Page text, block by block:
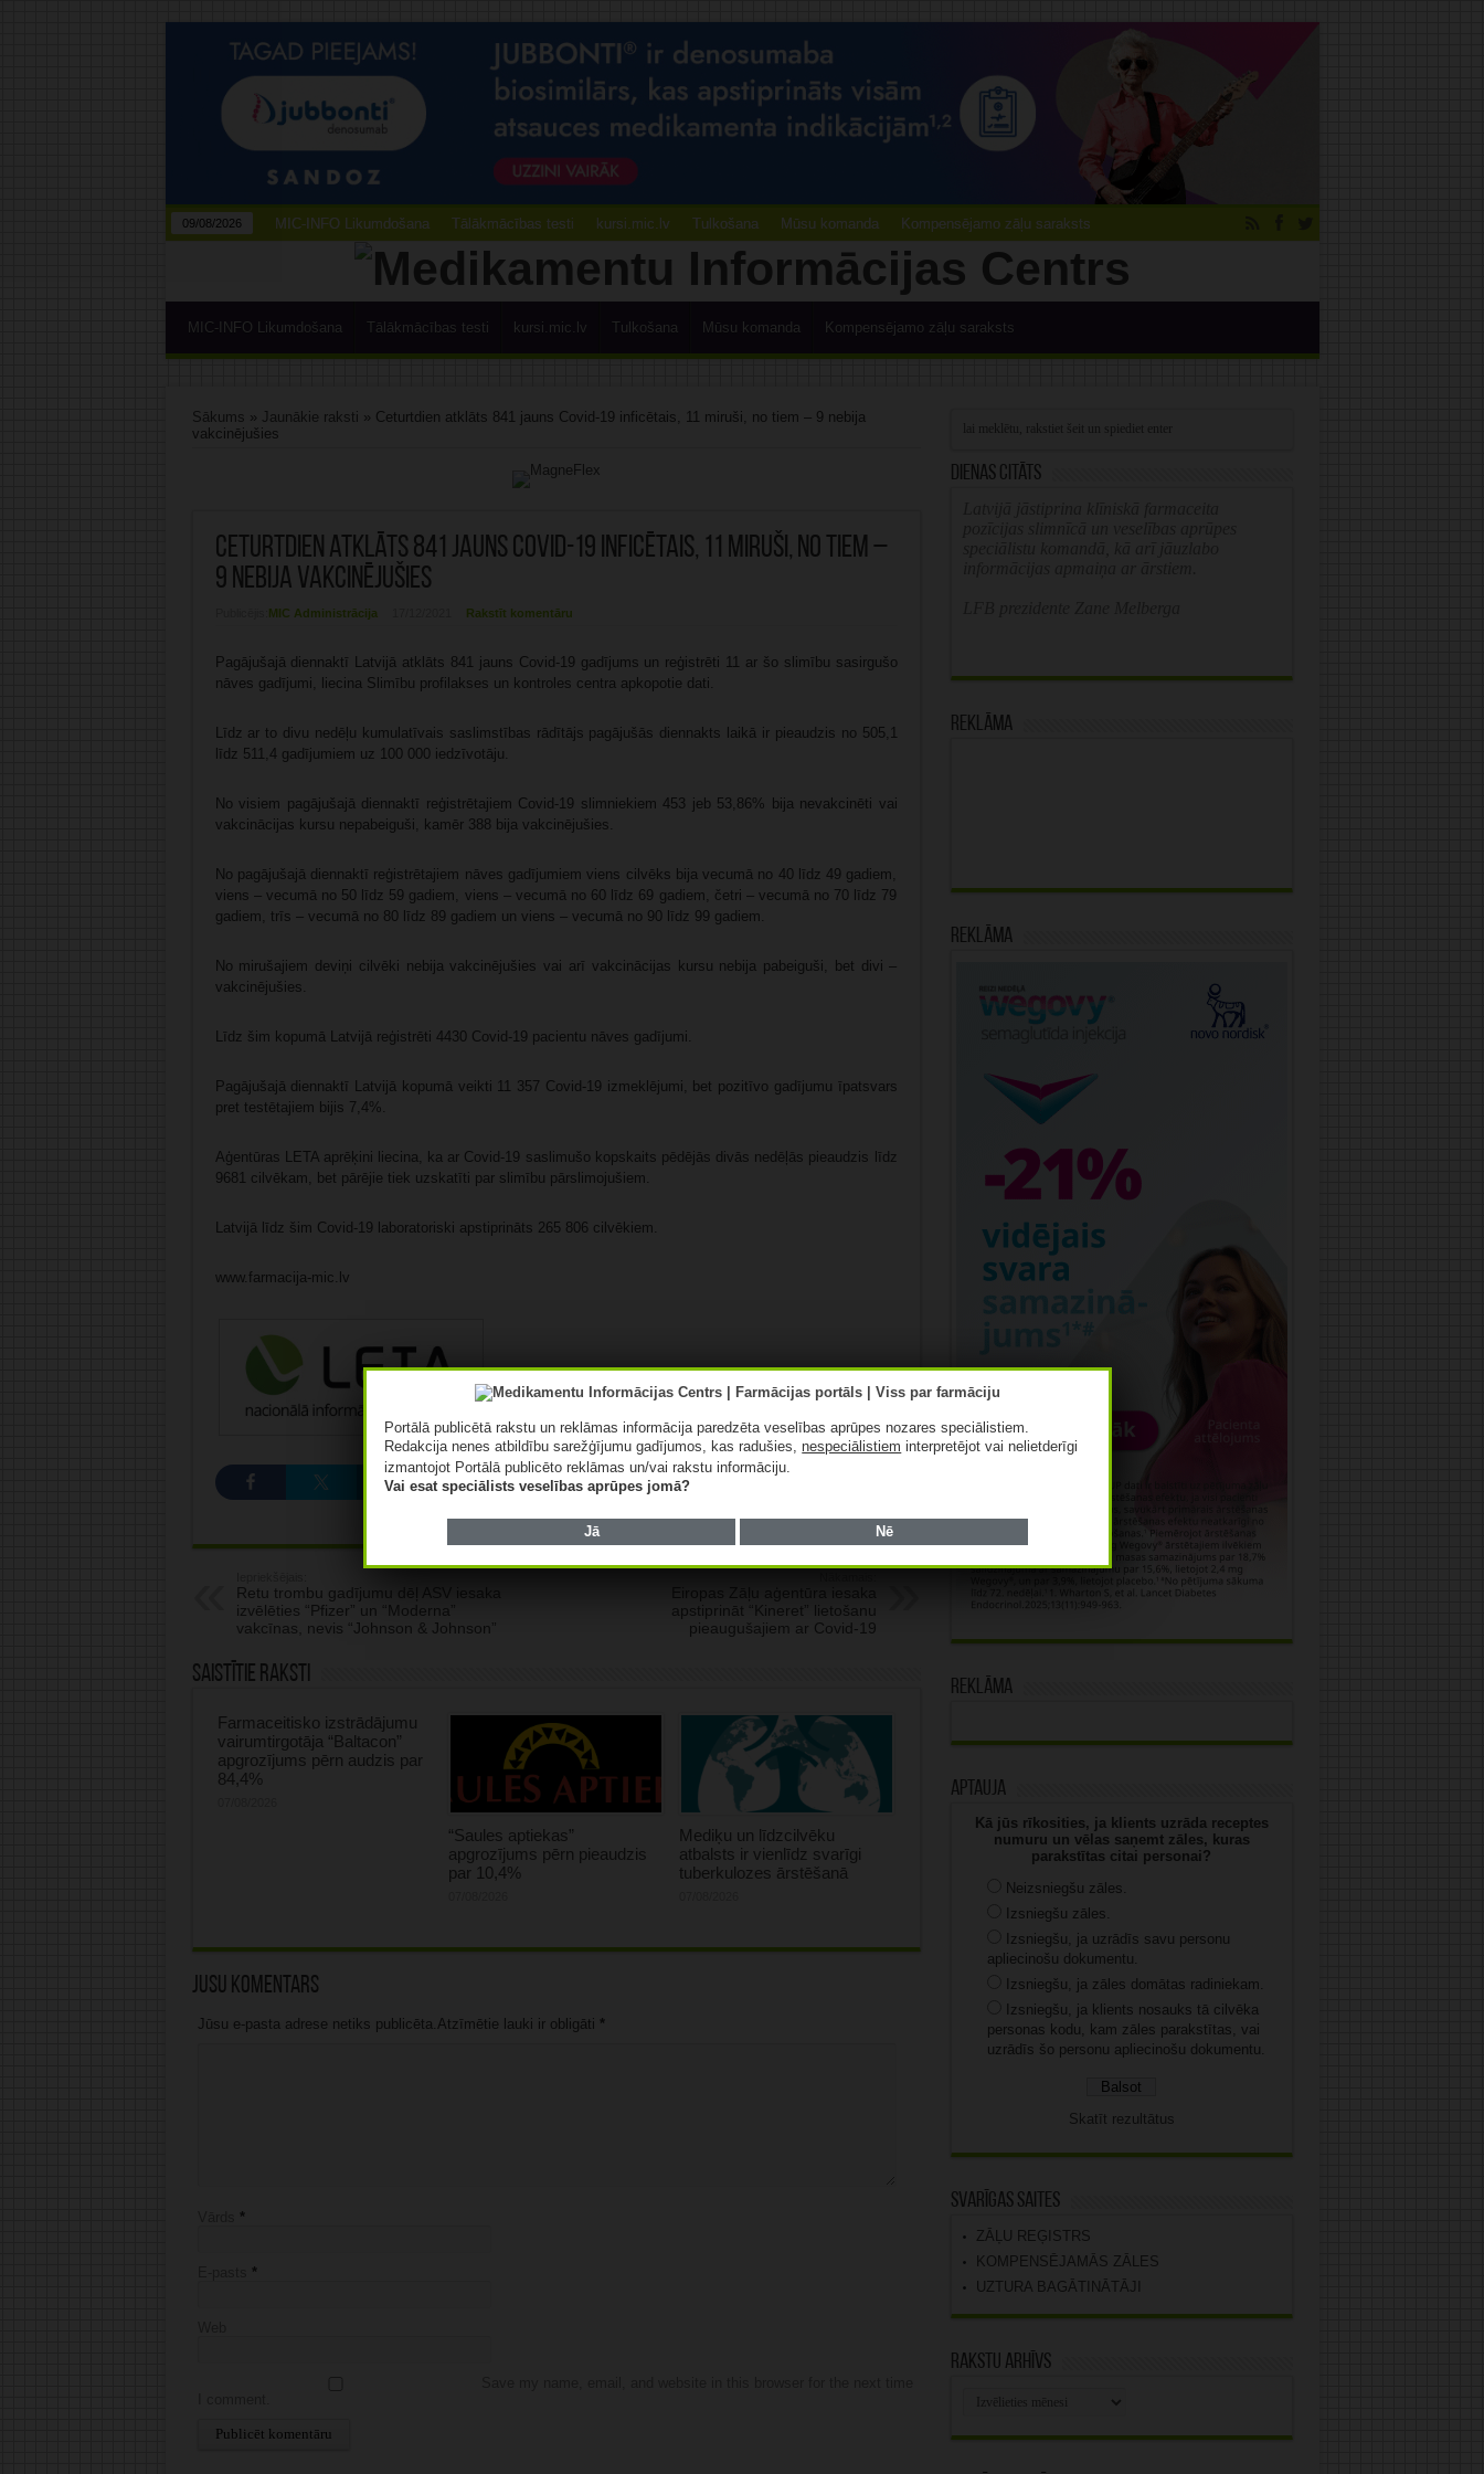
09/08/2026 MIC-INFO Likumdošana Tālākmācības testi kursi.mic.lv Tulkošana Mūsu komanda Kompensējamo zāļu saraksts
MIC-INFO Likumdošana Tālākmācības testi kursi.mic.lv Tulkošana Mūsu komanda Kompensējamo zāļu saraksts
Sākums » Jaunākie raksti » Ceturtdien atklāts 841 jauns Covid-19 inficētais, 11 miruši, no tiem – 9 nebija
vakcinējušies
Ceturtdien atklāts 841 jauns Covid-19 inficētais, 11 miruši, no tiem –
9 nebija vakcinējušies
MIC Administrācija Rakstīt komentāru
Pagājušajā diennaktī Latvijā atklāts 841 jauns Covid-19 gadījums un reģistrēti 11 ar šo slimību sasirgušo
nāves gadījumi, liecina Slimību profilakses un kontroles centra apkopotie dati.
Līdz ar to divu nedēļu kumulatīvais saslimstības rādītājs pagājušās diennakts laikā ir pieaudzis no 505,1
līdz 511,4 gadījumiem uz 100 000 iedzīvotāju.
No visiem pagājušajā diennaktī reģistrētajiem Covid-19 slimniekiem 453 jeb 53,86% bija nevakcinēti vai
vakcinācijas kursu nepabeiguši, kamēr 388 bija vakcinējušies.
No pagājušajā diennaktī reģistrētajiem nāves gadījumiem viens cilvēks bija vecumā no 40 līdz 49 gadiem,
viens – vecumā no 50 līdz 59 gadiem, viens – vecumā no 60 līdz 69 gadiem, četri – vecumā no 70 līdz 79
gadiem, trīs – vecumā no 80 līdz 89 gadiem un viens – vecumā no 90 līdz 99 gadiem.
No mirušajiem deviņi cilvēki nebija vakcinējušies vai arī vakcinācijas kursu nebija pabeiguši, bet divi –
vakcinējušies.
Līdz šim kopumā Latvijā reģistrēti 4430 Covid-19 pacientu nāves gadījumi.
Pagājušajā diennaktī Latvijā kopumā veikti 11 357 Covid-19 izmeklējumi, bet pozitīvo gadījumu īpatsvars
pret testētajiem bijis 7,4%.
Aģentūras LETA aprēķini liecina, ka ar Covid-19 saslimušo kopskaits pēdējās divās nedēļās pieaudzis līdz
9681 cilvēkam, bet pārējie tiek uzskatīti par slimību pārslimojušiem.
Latvijā līdz šim Covid-19 laboratoriski apstiprināts 265 806 cilvēkiem.
www.farmacija-mic.lv
Patīk
Retu trombu gadījumu dēļ ASV iesaka
izvēlēties “Pfizer” un “Moderna”
vakcīnas, nevis “Johnson & Johnson”
apstiprināt “Kineret” lietošanu
pieaugušajiem ar Covid-19
Saistītie raksti
Farmaceitisko izstrādājumu
vairumtirgotāja “Baltacon”
apgrozījums pērn audzis par
84,4%
“Saules aptiekas”
apgrozījums pērn pieaudzis
par 10,4%
Mediķu un līdzcilvēku
atbalsts ir vienlīdz svarīgi
tuberkulozes ārstēšanā
Jūsu komentārs
Jūsu e-pasta adrese netiks publicēta.Atzīmētie lauki ir obligāti *
*
*
Dienas citāts
Reklāma
Reklāma
Reklāma
Aptauja
Kā jūs rīkosities, ja klients uzrāda receptes
numuru un vēlas saņemt zāles, kuras
parakstītas citai personai?
Neizsniegšu zāles.
Izsniegšu zāles.
Izsniegšu, ja uzrādīs savu personu
apliecinošu dokumentu.
Izsniegšu, ja zāles domātas radiniekam.
Izsniegšu, ja klients nosauks tā cilvēka
personas kodu, kam zāles parakstītas, vai
uzrādīs šo personu apliecinošu dokumentu.
Skatīt rezultātus
Svarīgas saites
ZĀĻU REĢISTRS
KOMPENSĒJAMĀS ZĀLES
UZTURA BAGĀTINĀTĀJI
Rakstu arhīvs
Portālā publicētā rakstu un reklāmas informācija paredzēta veselības aprūpes nozares speciālistiem.
Redakcija nenes atbildību sarežģījumu gadījumos, kas radušies,nespeciālistiem interpretējot vai nelietderīgi
izmantojot Portālā publicēto reklāmas un/vai rakstu informāciju.
Vai esat speciālists veselības aprūpes jomā?
Jā Nē